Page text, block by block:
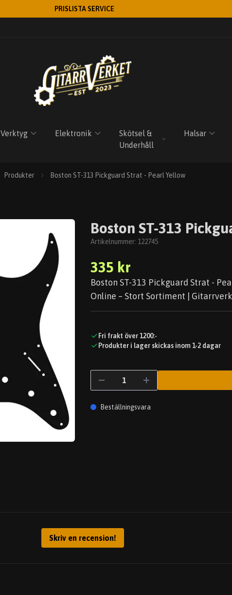
PRISLISTA SERVICE
Verktyg Elektronik
Skötsel &
Underhåll
Halsar
Produkter Boston ST-313 Pickguard Strat - Pearl Yellow
Boston ST-313
Artikelnummer: 122745
335 kr
Boston ST-313 Pickguard Strat -
Online – Stort Sortiment |
Fri frakt över 1200:-
Produkter i lager skickas inom 1-2 dagar
Beställningsvara
Skriv en recension!